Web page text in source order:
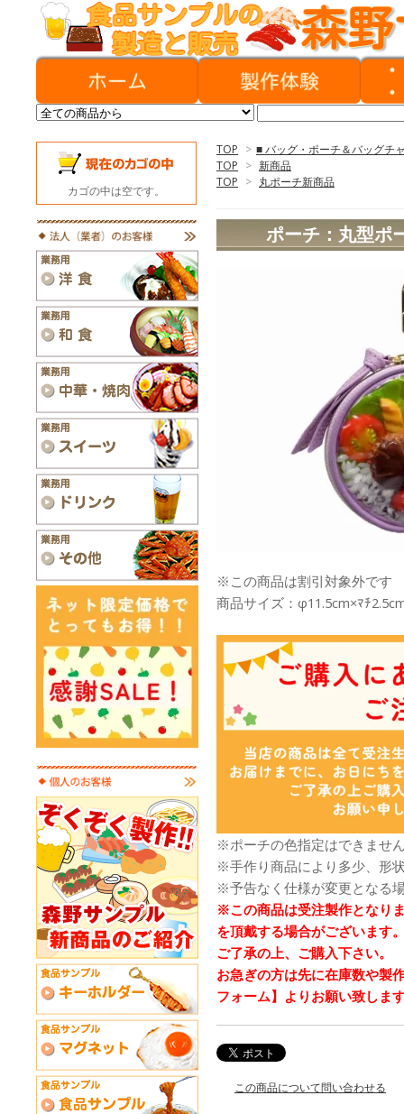
TOP > ■ バッグ・ポーチ＆バッグチ
TOP > 新商品
TOP > 丸ポーチ新商品
ポーチ：丸型ポ
※この商品は割引対象外です
商品サイズ：φ11.5cm×ﾏﾁ
※ポーチの色指定はできませ
※手作り商品により多少、形
※予告なく仕様が変更となる
※この商品は受注製作となり
を頂戴する場合がございます
ご了承の上、ご購入下さい。
お急ぎの方は先に在庫数や製
フォーム】よりお願い致しま
この商品について問い合わせる
カゴの中は空です。